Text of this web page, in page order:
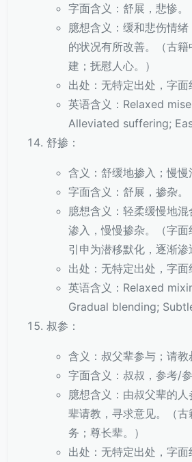
字面含义：舒展，悲惨。
臆想含义：缓和悲伤情
的状况有所改善。（古
建；抚慰人心。）
出处：无特定出处，字面
英语含义：Relaxed
Alleviated suffering;
舒掺：
含义：舒缓地掺入；慢慢
字面含义：舒展，掺杂。
臆想含义：轻柔缓慢地
渗入，慢慢掺杂。（字
引申为潜移默化，逐渐渗
出处：无特定出处，字面
英语含义：Relaxed
Gradual blending;
叔参：
含义：叔父辈参与；请教
字面含义：叔叔，参考/参
臆想含义：由叔父辈的
辈请教，寻求意见。（
务；尊长辈。）
出处：无特定出处，字面